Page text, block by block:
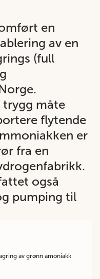
en
av en
(full
trygg måte
flytende
er
fra en
også
pumping til
av grønn amoniakk